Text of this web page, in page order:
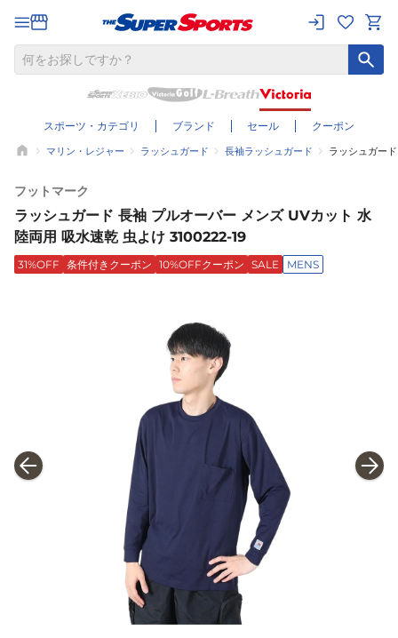
スポーツ・カテゴリ ブランド セール クーポン
マリン・レジャー ラッシュガード 長袖ラッシュガード ラッシュガー
フットマーク
ラッシュガード 長袖 プルオーバー メンズ UVカット 水
陸両用 吸水速乾 虫よけ 3100222-19
31%OFF 条件付きクーポン 10%OFFクーポン SALE MENS